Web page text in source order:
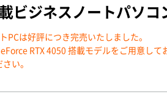
ビジネスノートパソコ
PCは好評につき完売いたしました。
RTX 4050 搭載モデルをご用意して
い。